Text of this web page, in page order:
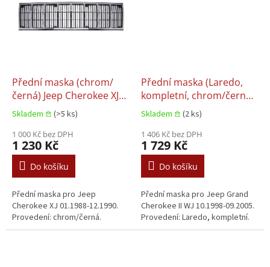
Přední maska (chrom/
černá) Jeep Cherokee XJ
01.1988-12.1990
Skladem 𖠿 (>5 ks)
1 000 Kč bez DPH
1 230 Kč
Do košíku
Přední maska pro Jeep
Cherokee XJ 01.1988-12.1990.
Provedení: chrom/černá.
Přední maska (Laredo,
kompletní, chrom/černá)
Jeep Grand Cherokee II
WJ 10.1998-09.2005
Skladem 𖠿 (2 ks)
1 406 Kč bez DPH
1 729 Kč
Do košíku
Přední maska pro Jeep Grand
Cherokee II WJ 10.1998-09.2005.
Provedení: Laredo, kompletní.